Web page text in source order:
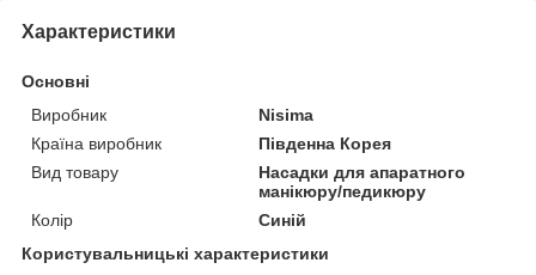
Характеристики
Основні
Виробник
Nisima
Країна виробник
Південна Корея
Вид товару
Насадки для апаратного
манікюру/педикюру
Колір
Синій
Користувальницькі характеристики